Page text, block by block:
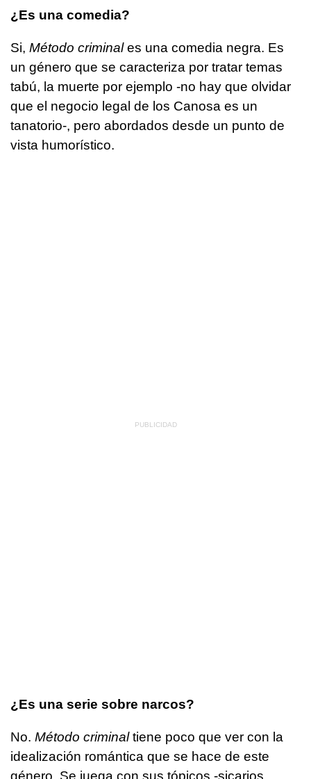
¿Es una comedia?
Si, Método criminales una comedia negra. Es
un género que se caracteriza por tratar temas
tabú, la muerte por ejemplo -no hay que olvidar
que el negocio legal de los Canosa es un
tanatorio-, pero abordados desde un punto de
vista humorístico.
¿Es una serie sobre narcos?
No. Método criminaltiene poco que ver con la
idealización romántica que se hace de este
género. Se juega con sus tópicos -sicarios,